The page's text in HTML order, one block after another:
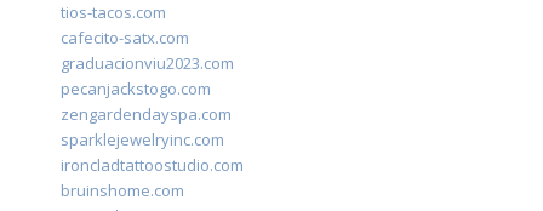
tios-tacos.com
cafecito-satx.com
graduacionviu2023.com
pecanjackstogo.com
zengardendayspa.com
sparklejewelryinc.com
ironcladtattoostudio.com
bruinshome.com